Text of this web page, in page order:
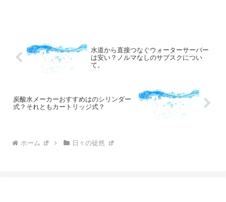
水道から直接つなぐウォーターサーバー
は安い？ノルマなしのサブスクについ
て。
炭酸水メーカーおすすめはのシリンダー
式？それともカートリッジ式？
ホーム 日々の徒然